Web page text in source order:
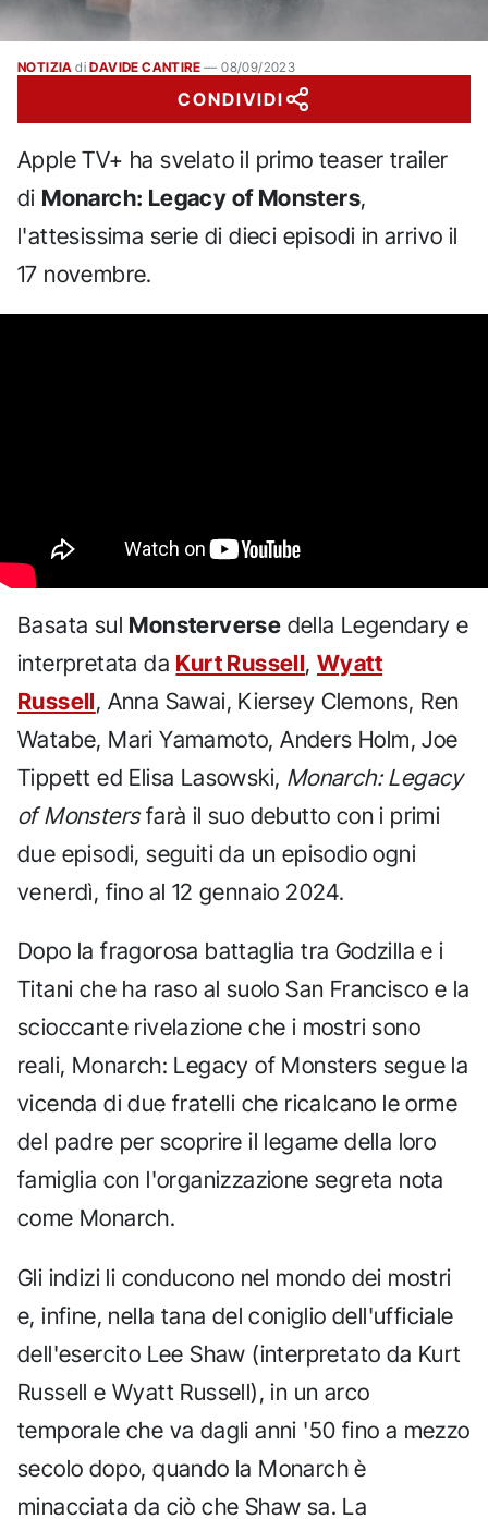
NOTIZIA di DAVIDE CANTIRE —08/09/2023
CONDIVIDI
Apple TV+ ha svelato il primo teaser trailer
di Monarch: Legacy of Monsters,
l'attesissima serie di dieci episodi in arrivo il
17 novembre.
Basata sul Monsterverse della Legendary e
interpretata da Kurt Russell,Wyatt
Russell, Anna Sawai, Kiersey Clemons, Ren
Watabe, Mari Yamamoto, Anders Holm, Joe
Tippett ed Elisa Lasowski, Monarch: Legacy
of Monstersfarà il suo debutto con i primi
due episodi, seguiti da un episodio ogni
venerdì, fino al 12 gennaio 2024.
Dopo la fragorosa battaglia tra Godzilla e i
Titani che ha raso al suolo San Francisco e la
scioccante rivelazione che i mostri sono
reali, Monarch: Legacy of Monsters segue la
vicenda di due fratelli che ricalcano le orme
del padre per scoprire il legame della loro
famiglia con l'organizzazione segreta nota
come Monarch.
Gli indizi li conducono nel mondo dei mostri
e, infine, nella tana del coniglio dell'ufficiale
dell'esercito Lee Shaw (interpretato da Kurt
Russell e Wyatt Russell), in un arco
temporale che va dagli anni '50 fino a mezzo
secolo dopo, quando la Monarch è
minacciata da ciò che Shaw sa. La